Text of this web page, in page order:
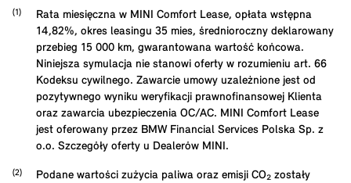
Rata miesięczna w MINI Comfort Lease, opłata wstępna
14,82%, okres leasingu 35 mies, średnioroczny deklarowany
przebieg 15 000 km, gwarantowana wartość końcowa.
Niniejsza symulacja nie stanowi oferty w rozumieniu art. 66
Kodeksu cywilnego. Zawarcie umowy uzależnione jest od
pozytywnego wyniku weryfikacji prawnofinansowej Klienta
oraz zawarcia ubezpieczenia OC/AC. MINI Comfort Lease
jest oferowany przez BMW Financial Services Polska Sp. z
o.o. Szczegóły oferty u Dealerów MINI.
Podane wartości zużycia paliwa oraz emisji CO₂ zostały